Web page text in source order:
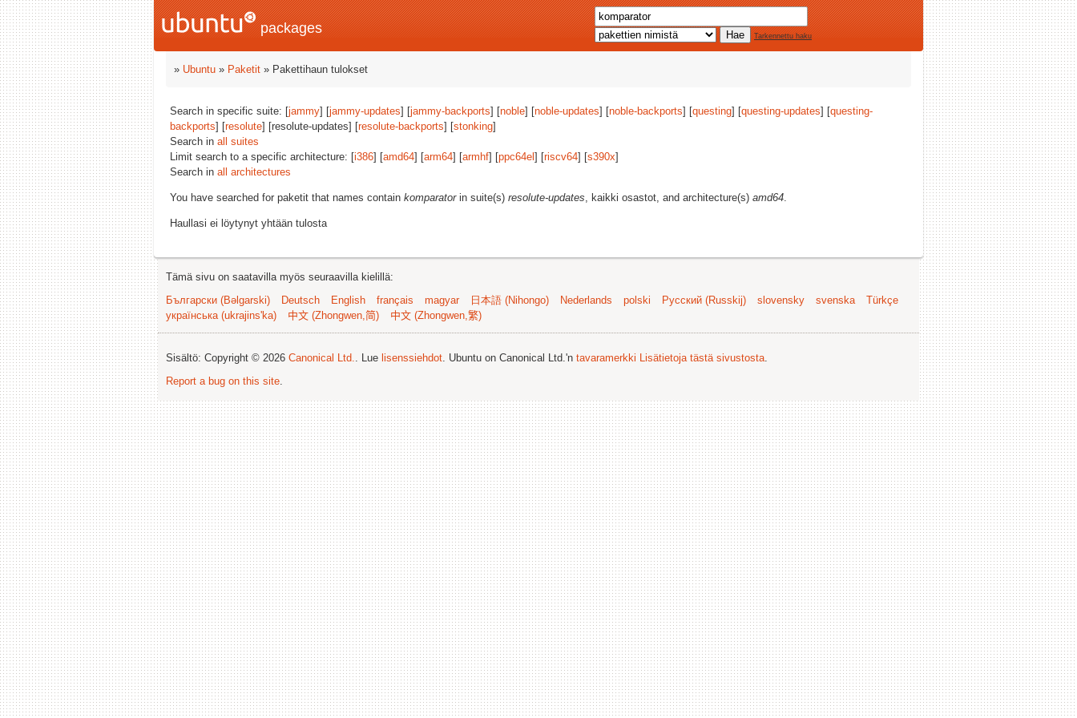
packages Tarkennettu haku
» Ubuntu » Paketit » Pakettihaun tulokset
Search in specific suite: [jammy] [jammy-updates] [jammy-backports] [noble] [noble-updates] [noble-backports] [questing] [questing-updates] [questing-
backports] [resolute] [resolute-updates] [resolute-backports] [stonking]
Search in all suites
Limit search to a specific architecture: [i386] [amd64] [arm64] [armhf] [ppc64el ] [riscv64] [s390x]
Search in all architectures
You have searched for paketit that names contain komparatorin suite(s) resolute-updates, kaikki osastot, and architecture(s) amd64.
Haullasi ei löytynyt yhtään tulosta
Tämä sivu on saatavilla myös seuraavilla kielillä:
Български (Bəlgarski)
Deutsch English français magyar 日本語 (Nihongo) Nederlands polski Русский (Russkij) slovensky svenska
Türkçe
українська (ukrajins'ka)
中文 (Zhongwen,简) 中文 (Zhongwen,繁)
Sisältö: Copyright © 2026 Canonical Ltd.. Lue lisenssiehdot. Ubuntu on Canonical Ltd.'n tavaramerkki Lisätietoja tästä sivustosta.
Report a bug on this site.